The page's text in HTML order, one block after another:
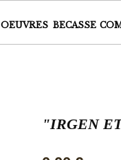
OEUVRES BECASSE
"IRGEN